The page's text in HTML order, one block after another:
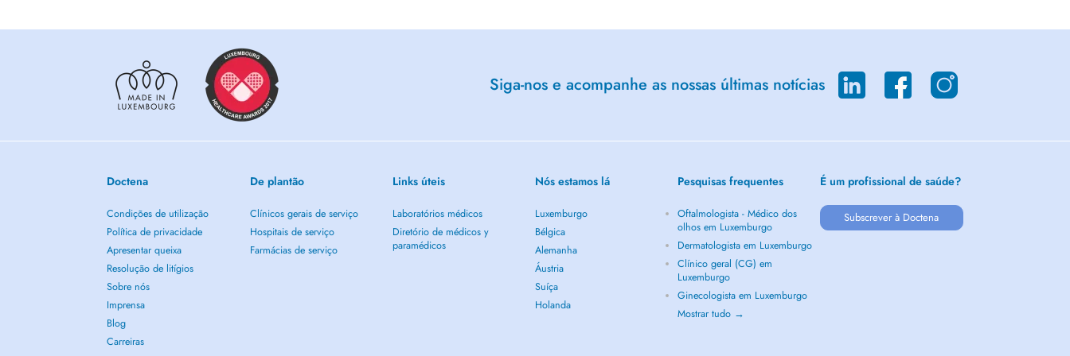
obligés de me téléphoner pour fixer RDV.
Siga-nos e acompanhe as nossas últimas notícias
Doctena
Condições de utilização
Política de privacidade
Apresentar queixa
Resolução de litígios
Sobre nós
Imprensa
Blog
Carreiras
De plantão
Clínicos gerais de serviço
Hospitais de serviço
Farmácias de serviço
Links úteis
Laboratórios médicos
Diretório de médicos y
paramédicos
Nós estamos lá
Luxemburgo
Bélgica
Alemanha
Áustria
Suíça
Holanda
Pesquisas frequentes
Oftalmologista - Médico dos
olhos em Luxemburgo
Dermatologista em Luxemburgo
Clínico geral (CG) em
Luxemburgo
Ginecologista em Luxemburgo
Mostrar tudo →
É um profissional de saúde?
Subscrever à Doctena